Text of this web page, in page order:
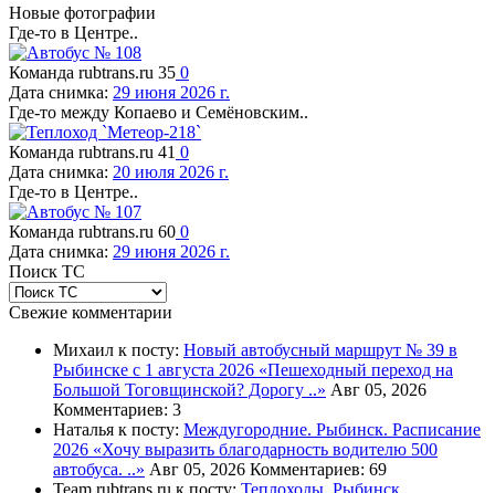
Новые фотографии
Где-то в Центре..
Команда rubtrans.ru 35 0
Дата снимка: 29 июня 2026 г.
Где-то между Копаево и Семёновским..
Команда rubtrans.ru 41 0
Дата снимка: 20 июля 2026 г.
Где-то в Центре..
Команда rubtrans.ru 60 0
Дата снимка: 29 июня 2026 г.
Поиск ТС
Свежие комментарии
Михаил к посту: Новый автобусный маршрут № 39 в
Рыбинске с 1 августа 2026 «Пешеходный переход на
Большой Тоговщинской? Дорогу ..» Авг 05, 2026
Комментариев: 3
Наталья к посту: Междугородние. Рыбинск. Расписание
2026 «Хочу выразить благодарность водителю 500
автобуса. ..» Авг 05, 2026 Комментариев: 69
Team rubtrans.ru к посту: Теплоходы. Рыбинск.